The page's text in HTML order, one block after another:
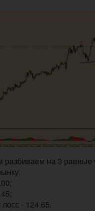
разбиваем на 3 равные
- 124.65.